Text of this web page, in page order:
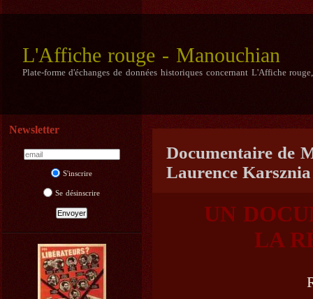
L'Affiche rouge - Manouchian
Plate-forme d'échanges de données historiques concernant L'Affiche
Newsletter
S'inscrire
Se désinscrire
Documentaire de
Laurence Karsznia
UN
LA